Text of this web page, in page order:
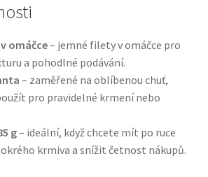
kvalita a přirozené složení
pro psy
psy — Italské holistic krmivo
omáčce– jemné filety v omáčce pro
a pohodlné podávání.
– zaměřené na oblíbenou chuť,
pro pravidelné krmení nebo
g– ideální, když chcete mít po ruce
krmiva a snížit četnost nákupů.